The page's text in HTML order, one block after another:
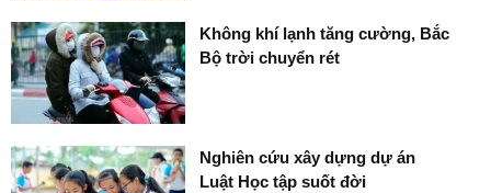
Không khí lạnh tăng cường, Bắc
Bộ trời chuyển rét
Nghiên cứu xây dựng dự án
Luật Học tập suốt đời